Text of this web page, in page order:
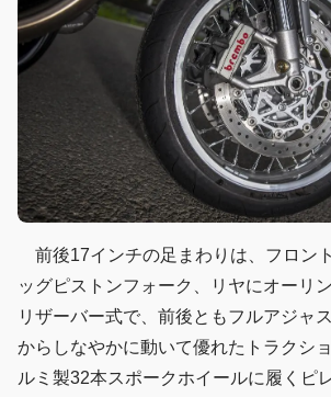
前後17インチの足まわりは、フロン
ッグピストンフォーク、リヤにオーリ
リザーバー式で、前後ともフルアジャ
からしなやかに動いて優れたトラクシ
ルミ製32本スポークホイールに履くピ